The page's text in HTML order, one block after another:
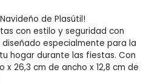
actual
es:
$246,00.
de Plasútil!
con estilo y seguridad con
especialmente para la
hogar durante las fiestas. Con
26,3 cm de ancho x 12,8 cm de